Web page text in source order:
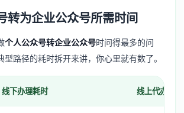
转为企业公众号所需时间
个人公众号转企业公众号时问得最多的问
型路径的耗时拆开来讲，你心里就有数了。
线下办理耗时 线上代办耗时